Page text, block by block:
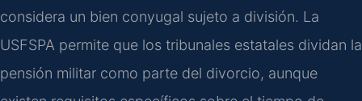
considera un bien conyugal sujeto a división. La
USFSPA permite que los tribunales estatales dividan la
pensión militar como parte del divorcio, aunque